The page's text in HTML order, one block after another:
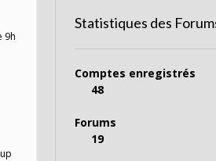
9h
Statistiques des
Comptes enregistrés
48
Forums
19